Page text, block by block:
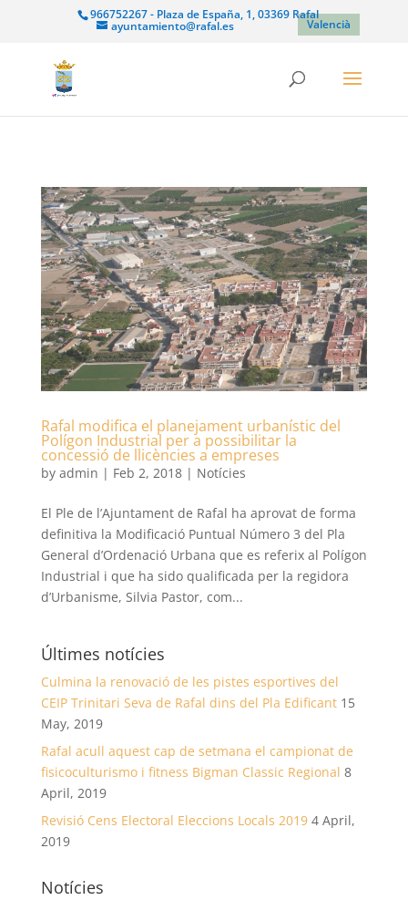
966752267 - Plaza de España, 1, 03369 Rafal
ayuntamiento@rafal.es Valencià
Rafal modifica el planejament urbanístic del
Polígon Industrial per a possibilitar la
concessió de llicències a empreses
by admin | Feb 2, 2018| Notícies
El Ple de l’Ajuntament de Rafal ha aprovat de forma
definitiva la Modificació Puntual Número 3 del Pla
General d’Ordenació Urbana que es referix al Polígon
Industrial i que ha sido qualificada per la regidora
d’Urbanisme, Silvia Pastor, com...
Últimes notícies
Culmina la renovació de les pistes esportives del
CEIP Trinitari Seva de Rafal dins del Pla Edificant 15
May, 2019
Rafal acull aquest cap de setmana el campionat de
fisicoculturismo i fitness Bigman Classic Regional 8
April, 2019
Revisió Cens Electoral Eleccions Locals 2019 4 April,
2019
Notícies